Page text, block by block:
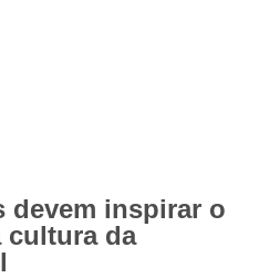
devem inspirar o
cultura da